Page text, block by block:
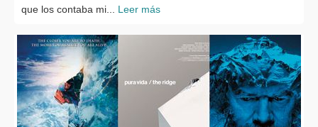
que los contaba mi... Leer más